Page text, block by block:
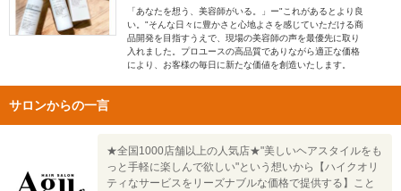
「あなたを想う、美容師がいる。」ー"これがあるとより良
い。"そんな日々に豊かさと心地よさを感じていただける商
品開発を目指すうえで、現場の美容師の声を最優先に取り
入れました。プロユースの高品質でありながら適正な価格
により、お客様の毎日に新たな価値を創造いたします。
サロンからの一言
★全国1000店舗以上の人気店★"美しいヘアスタイルをも
っと手軽に楽しんで欲しい"という想いから【ハイクオリ
ティなサービスをリーズナブルな価格で提供する】こと